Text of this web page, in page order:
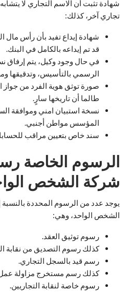
شهادة تثبت أن الاسم التجاري لا
تجاري آخر، كذلك:
شهادة إيداع تفيد بأن رأس مال
قد تم إيداعه بالكامل في البنك.
في حال وجود وكيل، يتم إرفاق
الرسمي بالتأسيس، وتدقيقها
صورة توثق هوية الفرد من جواز
طالما أن تاريخها سارٍ.
نسخة استبيان امني وموافقة
المؤسس مواطن أجنبي.
سند خاص بتعيين مراقب
الرسوم الخاصة
شركة الشخص
يوجد عدد من الرسوم المحددة
الشخص الواحد، وهي:
رسوم توثيق العقد.
كذلك رسوم التصديق من نقابة
رسم قيد بالسجل التجاري.
كذلك رسم مستخرج مزاولة
رسوم خاصة لنقابة التجاريين.